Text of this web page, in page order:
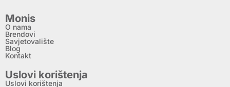
Monis
O nama
Brendovi
Savjetovalište
Blog
Kontakt
Uslovi korištenja
Uslovi korištenja